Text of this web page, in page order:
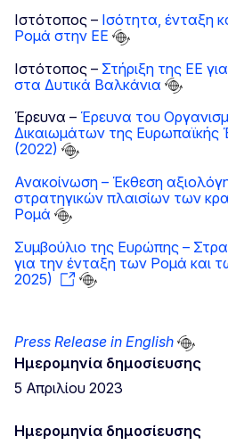
Ιστότοπος – Ισότητα, ένταξη
Ρομά στην ΕΕ
Ιστότοπος – Στήριξη της ΕΕ
στα Δυτικά Βαλκάνια
Έρευνα – Έρευνα του
Δικαιωμάτων της Ευρωπαϊκής
(2022)
Ανακοίνωση – Έκθεση
στρατηγικών πλαισίων των
Ρομά
Συμβούλιο της Ευρώπης –
για την ένταξη των Ρομά και
2025)
Press Release in English
Ημερομηνία δημοσίευσης
5 Απριλίου 2023
Ημερομηνία δημοσίευσης